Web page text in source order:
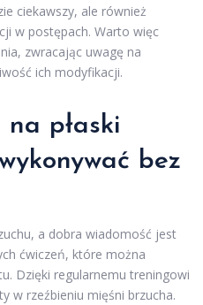
ciekawszy, ale również
w postępach. Warto więc
zwracając uwagę na
ich modyfikacji.
na płaski
bez
a dobra wiadomość jest
ćwiczeń, które można
Dzięki regularnemu treningowi
w rzeźbieniu mięśni brzucha.